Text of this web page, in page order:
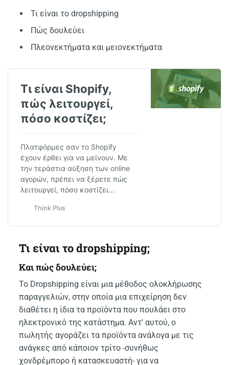
Τι είναι το dropshipping
Πώς δουλεύει
Πλεονεκτήματα και μειονεκτήματα
Τι είναι Shopify,
πώς λειτουργεί,
πόσο κοστίζει;
Πλατφόρμες σαν το Shopify
έχουν έρθει για να μείνουν. Με
την τεράστια αύξηση των online
αγορών, πρέπει να ξέρετε πώς
λειτουργεί, πόσο κοστίζει...
Think Plus
Τι είναι το dropshipping;
Και πώς δουλεύει;
Το Dropshipping είναι μια μέθοδος ολοκλήρωσης
παραγγελιών, στην οποία μια επιχείρηση δεν
διαθέτει η ίδια τα προϊόντα που πουλάει στο
ηλεκτρονικό της κατάστημα. Αντ' αυτού, ο
πωλητής αγοράζει τα προϊόντα ανάλογα με τις
ανάγκες από κάποιον τρίτο -συνήθως
χονδρέμπορο ή κατασκευαστή- για να